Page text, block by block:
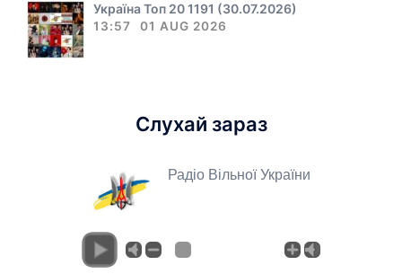
Україна Топ 20 1191 (30.07.2026)
13:57 01 AUG 2026
Слухай зараз
Радіо Вільної України